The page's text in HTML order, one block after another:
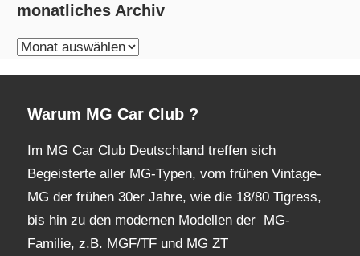
monatliches Archiv
monatliches
Warum MG Car Club ?
Im MG Car Club Deutschland treffen sich
Begeisterte aller MG-Typen, vom frühen Vintage-
MG der frühen 30er Jahre, wie die 18/80 Tigress,
bis hin zu den modernen Modellen der MG-
Familie, z.B. MGF/TF und MG ZT